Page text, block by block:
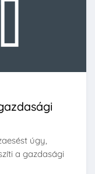
úgy,
a gazdasági